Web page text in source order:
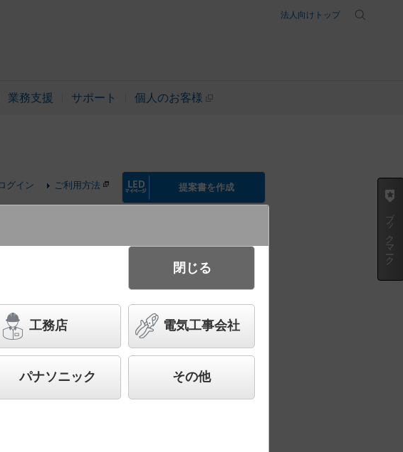
法人向けトップ
業務支援 サポート 個人のお客様
グイン ご利用方法 提案書を作成
一般型（20分間）・リニューアル対応型 防
自己点検機能付／C級(10形) ガラスパネル付
抜)
抜)
ブックマーク
工務店 電気工事会社
パナソニック その他
閉じる